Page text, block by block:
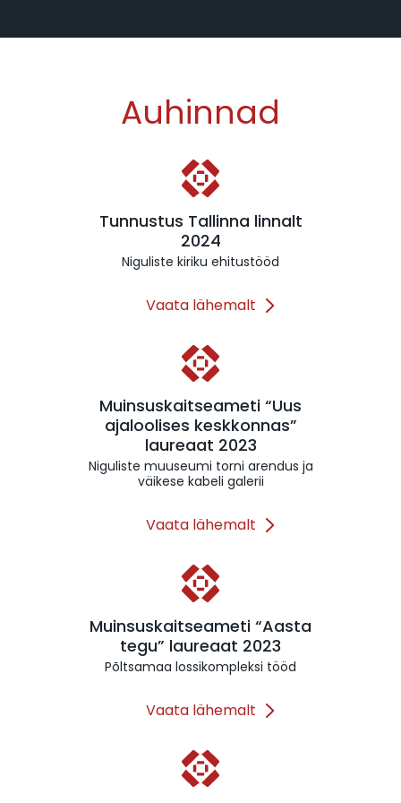
Auhinnad
Tunnustus Tallinna linnalt
2024
Niguliste kiriku ehitustööd
Vaata lähemalt
Muinsuskaitseameti “Uus
ajaloolises keskkonnas”
laureaat 2023
Niguliste muuseumi torni arendus ja
väikese kabeli galerii
Vaata lähemalt
Muinsuskaitseameti “Aasta
tegu” laureaat 2023
Põltsamaa lossikompleksi tööd
Vaata lähemalt